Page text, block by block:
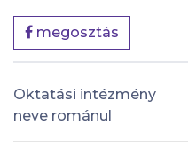
megosztás
Oktatási intézmény
neve románul